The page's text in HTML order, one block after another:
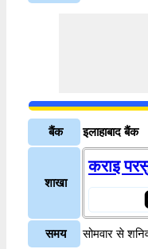
बैंक इलाहाबाद बैंक
शाखा
कराइ
समय सोमवार से